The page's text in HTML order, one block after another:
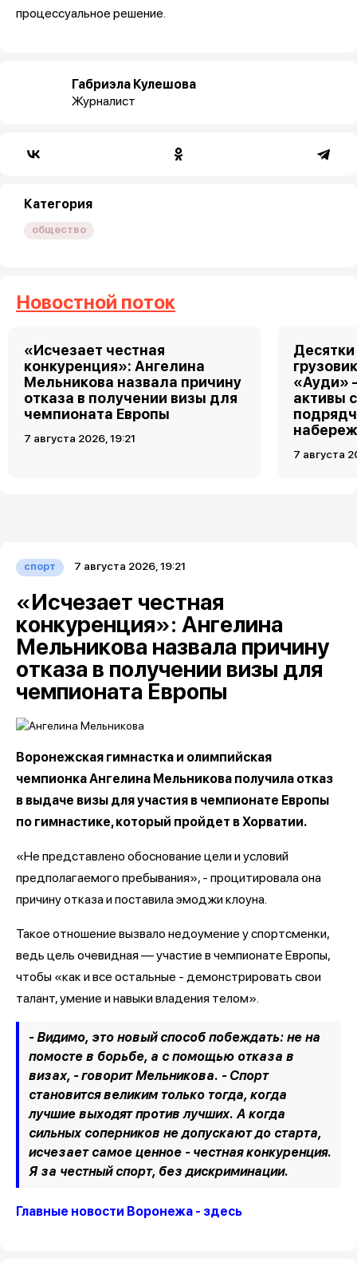
процессуальное решение.
Габриэла Кулешова
Журналист
Категория
общество
Новостной поток
«Исчезает честная
конкуренция»: Ангелина
Мельникова назвала причину
отказа в получении визы для
чемпионата Европы
7 августа 2026, 19:21
«Ауди»
активы
7 августа
спорт 7 августа 2026, 19:21
«Исчезает честная
конкуренция»: Ангелина
Мельникова назвала причину
отказа в получении визы для
чемпионата Европы
Воронежская гимнастка и олимпийская
чемпионка Ангелина Мельникова получила отказ
в выдаче визы для участия в чемпионате Европы
по гимнастике, который пройдет в Хорватии.
«Не представлено обоснование цели и условий
предполагаемого пребывания», - процитировала она
причину отказа и поставила эмоджи клоуна.
Такое отношение вызвало недоумение у спортсменки,
ведь цель очевидная — участие в чемпионате Европы,
чтобы «как и все остальные - демонстрировать свои
талант, умение и навыки владения телом».
- Видимо, это новый способ побеждать: не на
помосте в борьбе, а с помощью отказа в
визах, - говорит Мельникова. - Спорт
становится великим только тогда, когда
лучшие выходят против лучших. А когда
сильных соперников не допускают до старта,
исчезает самое ценное - честная конкуренция.
Я за честный спорт, без дискриминации.
Главные новости Воронежа - здесь